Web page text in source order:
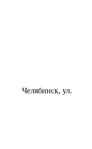
Челябинск, ул.